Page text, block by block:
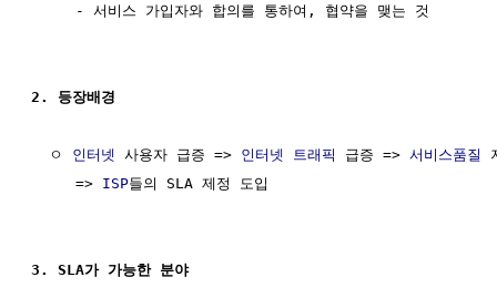
     - 서비스 가입자와 합의를 통하여, 협약을 맺는 것
2. 등장배경
  ㅇ
인터넷 사용자 급증 => 인터넷 트래픽 급증 => 서비스품질
     =>
ISP들의 SLA 제정 도입
3. SLA가 가능한 분야